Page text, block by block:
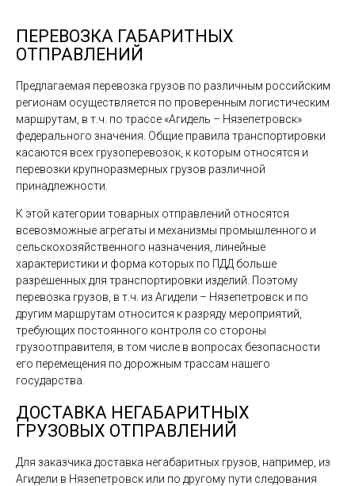
ПЕРЕВОЗКА ГАБАРИТНЫХ
ОТПРАВЛЕНИЙ
Предлагаемая перевозка грузов по различным российским
регионам осуществляется по проверенным логистическим
маршрутам, в т.ч. по трассе «Агидель – Нязепетровск»
федерального значения. Общие правила транспортировки
касаются всех грузоперевозок, к которым относятся и
перевозки крупноразмерных грузов различной
принадлежности.
К этой категории товарных отправлений относятся
всевозможные агрегаты и механизмы промышленного и
сельскохозяйственного назначения, линейные
характеристики и форма которых по ПДД больше
разрешенных для транспортировки изделий. Поэтому
перевозка грузов, в т.ч. из Агидели – Нязепетровск и по
другим маршрутам относится к разряду мероприятий,
требующих постоянного контроля со стороны
грузоотправителя, в том числе в вопросах безопасности
его перемещения по дорожным трассам нашего
государства.
ДОСТАВКА НЕГАБАРИТНЫХ
ГРУЗОВЫХ ОТПРАВЛЕНИЙ
Для заказчика доставка негабаритных грузов, например, из
Агидели в Нязепетровск или по другому пути следования